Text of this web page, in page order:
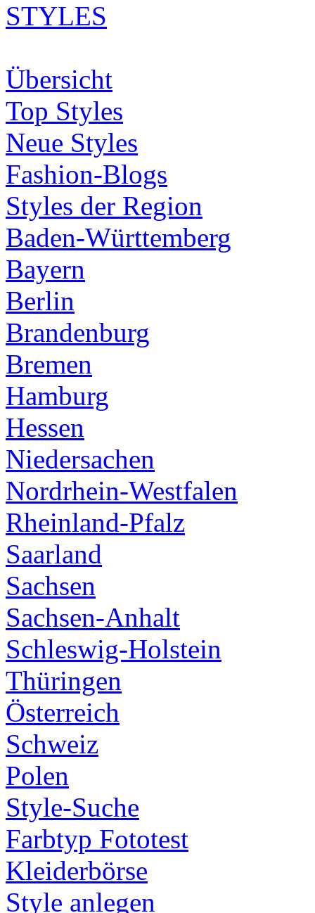
STYLES
Übersicht
Top Styles
Neue Styles
Fashion-Blogs
Styles der Region
Baden-Württemberg
Bayern
Berlin
Brandenburg
Bremen
Hamburg
Hessen
Niedersachen
Nordrhein-Westfalen
Rheinland-Pfalz
Saarland
Sachsen
Sachsen-Anhalt
Schleswig-Holstein
Thüringen
Österreich
Schweiz
Polen
Style-Suche
Farbtyp Fototest
Kleiderbörse
Style anlegen